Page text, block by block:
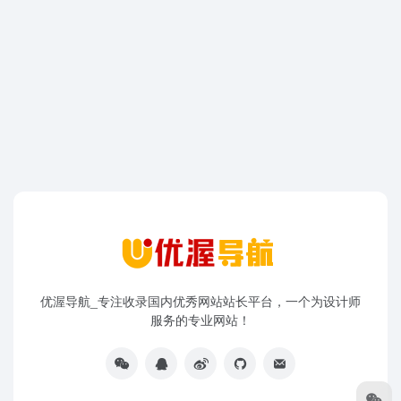
优渥导航_专注收录国内优秀网站站长平台，一个为设计师
服务的专业网站！